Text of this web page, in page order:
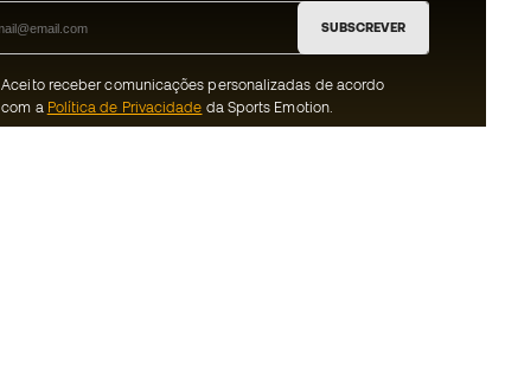
SUBSCREVER
Aceito receber comunicações personalizadas de acordo
com a Política de Privacidade da Sports Emotion.